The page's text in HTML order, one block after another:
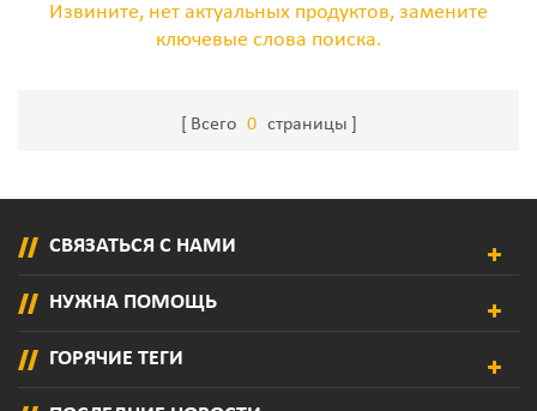
Извините, нет актуальных продуктов, замените
ключевые слова поиска.
Всего 0 страницы
СВЯЗАТЬСЯ С НАМИ
НУЖНА ПОМОЩЬ
ГОРЯЧИЕ ТЕГИ